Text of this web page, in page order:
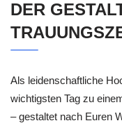
DER
Als leidenschaftliche
wichtigsten Tag zu
– gestaltet nach Euren